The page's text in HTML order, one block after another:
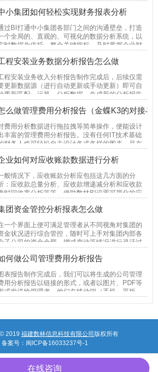
汉新晨汽车零部件有限公司、成都鑫晨汽车零
小集团如何轻松实现财务报表分析
过BI打通中小集团各部门之间的沟通壁垒，打造
个全局的、直观的、可视化的数据分析系统，以
时数据为依托，整合关键指标，及时掌握企业财
程安装业务数据分析报告怎么做
程安装业务收入分析报告制作完成后，后续仅需
更新数据源（进行自动更新或手动更新）即可自
重新匹配、运算、分析数据，生成新的分析报告
么做管理费用分析报告（金蝶K3的对接与
费用分析数据进行拖拉拽等简单操作，便能设计
丰富的管理费用分析报告。没有任何IT技术基础
财务人也可轻松自主设计各式各样的图表，且在
业如何对应收账款数据进行分析
般情况下，应收账款分析应包括这几方面的分
：应收款总量分析、应收款增递减分析和应收款
时回收率分析等等。借助数林BI设置可视化的应
行分析。
团资金管控分析报表怎么做
一个界面上便可满足管理者从不同视角对集团的
金状况进行综合管控，随时可上手对集团内部各
子公司的资金余额、增减变动等情况进行灵活过
现。
何做公司管理费用分析报告
表报告制作完成后，我们可以将生成的公司管理
用分析报告以链接的形式，或者以图片、PDF等
式发送给管理者，他们在移动端（手机、平板
2019 福建数林信息科技有限公司 版权所有
备案号： 闽ICP备16033237号-1
在线咨询